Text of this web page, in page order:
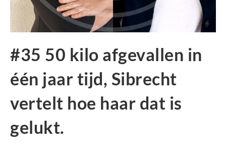
#35 50 kilo afgevallen in
één jaar tijd, Sibrecht
vertelt hoe haar dat is
gelukt.